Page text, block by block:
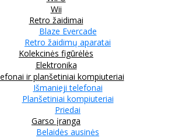
Wii
Retro žaidimai
Blaze Evercade
Retro žaidimų aparatai
Kolekcinės figūrėlės
Elektronika
ir planšetiniai kompiuteriai
Išmanieji telefonai
Planšetiniai kompiuteriai
Priedai
Garso įranga
Belaidės ausinės